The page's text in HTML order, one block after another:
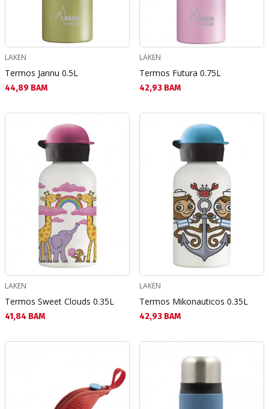
LAKEN
Termos Jannu 0.5L
Текуща цена:
44,89 BAM
LAKEN
Termos Futura 0.75L
Текуща цена:
42,93 BAM
LAKEN
Termos Sweet Clouds 0.35L
Текуща цена:
41,84 BAM
LAKEN
Termos Mikonauticos 0.35L
Текуща цена:
42,93 BAM